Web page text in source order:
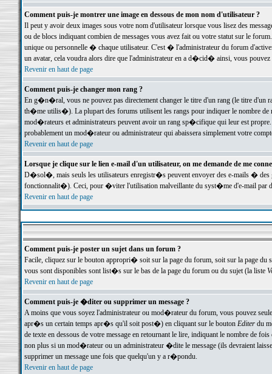
Comment puis-je montrer une image en dessous de mon nom d'utilisateur ?
Il peut y avoir deux images sous votre nom d'utilisateur lorsque vous lisez des
ou de blocs indiquant combien de messages vous avez fait ou votre statut sur le
unique ou personnelle � chaque utilisateur. C'est � l'administrateur du forum
un avatar, cela voudra alors dire que l'administrateur en a d�cid� ainsi, vous
Revenir en haut de page
Comment puis-je changer mon rang ?
En g�n�ral, vous ne pouvez pas directement changer le titre d'un rang (le titre d'un
th�me utilis�). La plupart des forums utilisent les rangs pour indiquer le nombre de
mod�rateurs et administrateurs peuvent avoir un rang sp�cifique qui leur est
probablement un mod�rateur ou administrateur qui abaissera simplement votre
Revenir en haut de page
Lorsque je clique sur le lien e-mail d'un utilisateur, on me demande de me
D�sol�, mais seuls les utilisateurs enregistr�s peuvent envoyer des e-mails �
fonctionnalit�). Ceci, pour �viter l'utilisation malveillante du syst�me d'e-mail par
Revenir en haut de page
Comment puis-je poster un sujet dans un forum ?
Facile, cliquez sur le bouton appropri� soit sur la page du forum, soit sur la page du
vous sont disponibles sont list�s sur le bas de la page du forum ou du sujet (la liste
Revenir en haut de page
Comment puis-je �diter ou supprimer un message ?
A moins que vous soyez l'administrateur ou mod�rateur du forum, vous pouvez
apr�s un certain temps apr�s qu'il soit post�) en cliquant sur le bouton Editerdu
de texte en dessous de votre message en retournant le lire, indiquant le nombre
non plus si un mod�rateur ou un administrateur �dite le message (ils devraient
supprimer un message une fois que quelqu'un y a r�pondu.
Revenir en haut de page